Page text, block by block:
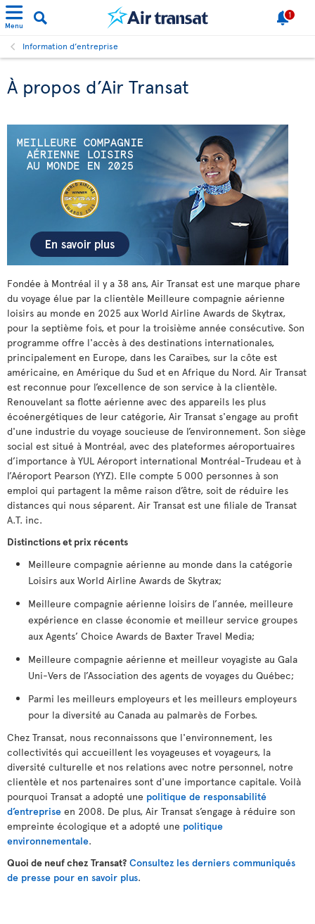
Menu
1
Information d’entreprise
À propos d’Air Transat
Fondée à Montréal il y a 38 ans, Air Transat est une marque phare
du voyage élue par la clientèle Meilleure compagnie aérienne
loisirs au monde en 2025 aux World Airline Awards de Skytrax,
pour la septième fois, et pour la troisième année consécutive. Son
programme offre l'accès à des destinations internationales,
principalement en Europe, dans les Caraïbes, sur la côte est
américaine, en Amérique du Sud et en Afrique du Nord. Air Transat
est reconnue pour l’excellence de son service à la clientèle.
Renouvelant sa flotte aérienne avec des appareils les plus
écoénergétiques de leur catégorie, Air Transat s'engage au profit
d'une industrie du voyage soucieuse de l’environnement. Son siège
social est situé à Montréal, avec des plateformes aéroportuaires
d’importance à YUL Aéroport international Montréal-Trudeau et à
l’Aéroport Pearson (YYZ). Elle compte 5 000 personnes à son
emploi qui partagent la même raison d’être, soit de réduire les
distances qui nous séparent. Air Transat est une filiale de Transat
A.T. inc.
Distinctions et prix récents
Meilleure compagnie aérienne au monde dans la catégorie
Loisirs aux World Airline Awards de Skytrax;
Meilleure compagnie aérienne loisirs de l’année, meilleure
expérience en classe économie et meilleur service groupes
aux Agents’ Choice Awards de Baxter Travel Media;
Meilleure compagnie aérienne et meilleur voyagiste au Gala
Uni-Vers de l’Association des agents de voyages du Québec;
Parmi les meilleurs employeurs et les meilleurs employeurs
pour la diversité au Canada au palmarès de Forbes.
Chez Transat, nous reconnaissons que l'environnement, les
collectivités qui accueillent les voyageuses et voyageurs, la
diversité culturelle et nos relations avec notre personnel, notre
clientèle et nos partenaires sont d'une importance capitale. Voilà
pourquoi Transat a adopté une politique de responsabilité
d’entreprise en 2008. De plus, Air Transat s’engage à réduire son
empreinte écologique et a adopté une politique
environnementale.
Quoi de neuf chez Transat? Consultez les derniers communiqués
de presse pour en savoir plus.